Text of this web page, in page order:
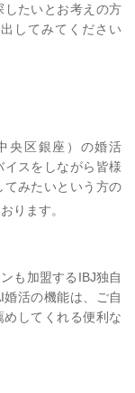
したいとお考えの方
してみてください
央区銀座）の婚活
スをしながら皆様
てみたいという方の
ります。
も加盟するIBJ独自
活の機能は、ご自
してくれる便利な